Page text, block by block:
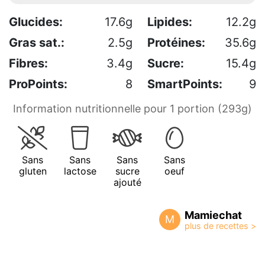
Glucides: 17.6g Lipides:
12.2g
Gras sat.:
2.5g Protéines:
35.6g
Fibres:
3.4g Sucre:
15.4g
ProPoints:
8 SmartPoints: 9
Information nutritionnelle pour 1 portion (293g)
Sans
gluten
Sans
lactose
Sans
sucre
ajouté
Sans
oeuf
M Mamiechat